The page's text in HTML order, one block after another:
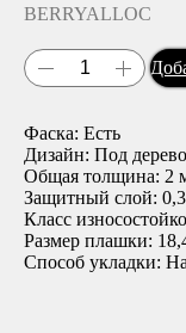
BERRYALLOC
Фаска: Есть
Дизайн: Под дерево
Общая толщина: 2
Защитный слой:
Класс
Размер плашки:
Способ укладки: